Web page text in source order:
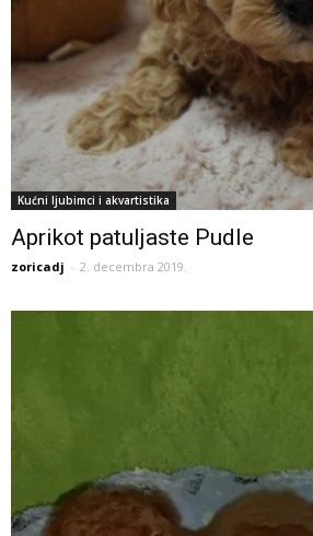
Kućni ljubimci i akvartistika
Aprikot patuljaste Pudle
zoricadj - 2. decembra 2019.